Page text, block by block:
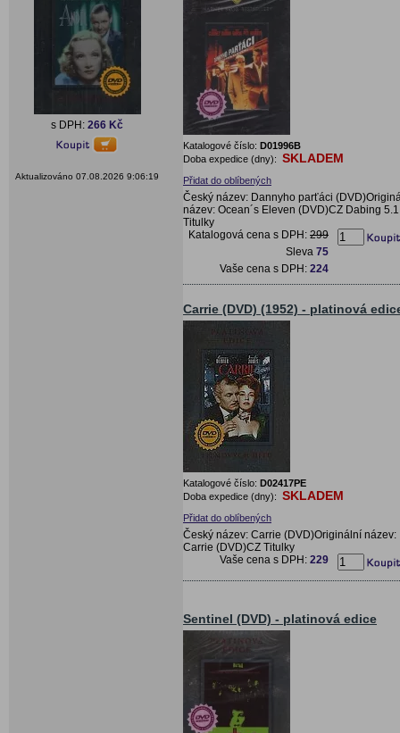
s DPH: 266 Kč
Aktualizováno 07.08.2026 9:06:19
Katalogové číslo: D01996B
Doba expedice (dny): SKLADEM
Přidat do oblíbených
Český název: Dannyho parťáci
název: Ocean´s Eleven (DVD)CZ Dabing
Titulky
Katalogová cena s DPH: 299
Sleva 75
Vaše cena s DPH: 224
Carrie (DVD) (1952) - platinová
Katalogové číslo: D02417PE
Doba expedice (dny): SKLADEM
Přidat do oblíbených
Český název: Carrie (DVD)Originální název:
Carrie (DVD)CZ Titulky
Vaše cena s DPH: 229
Sentinel (DVD) - platinová edice